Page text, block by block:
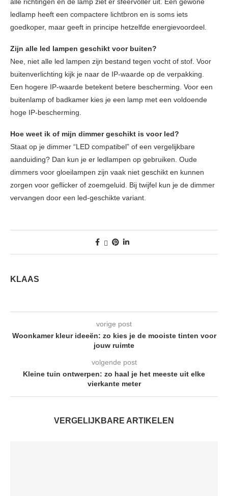
ledlamp heeft een compactere lichtbron en is soms iets
goedkoper, maar geeft in principe hetzelfde energievoordeel.
Zijn alle led lampen geschikt voor buiten?
Nee, niet alle led lampen zijn bestand tegen vocht of stof. Voor
buitenverlichting kijk je naar de IP-waarde op de verpakking.
Een hogere IP-waarde betekent betere bescherming. Voor een
buitenlamp of badkamer kies je een lamp met een voldoende
hoge IP-bescherming.
Hoe weet ik of mijn dimmer geschikt is voor led?
Staat op je dimmer “LED compatibel” of een vergelijkbare
aanduiding? Dan kun je er ledlampen op gebruiken. Oude
dimmers voor gloeilampen zijn vaak niet geschikt en kunnen
zorgen voor geflicker of zoemgeluid. Bij twijfel kun je de dimmer
vervangen door een led-geschikte variant.
KLAAS
vorige post
Woonkamer kleur ideeën: zo kies je de mooiste tinten voor
jouw ruimte
volgende post
Kleine tuin ontwerpen: zo haal je het meeste uit elke
vierkante meter
VERGELIJKBARE ARTIKELEN